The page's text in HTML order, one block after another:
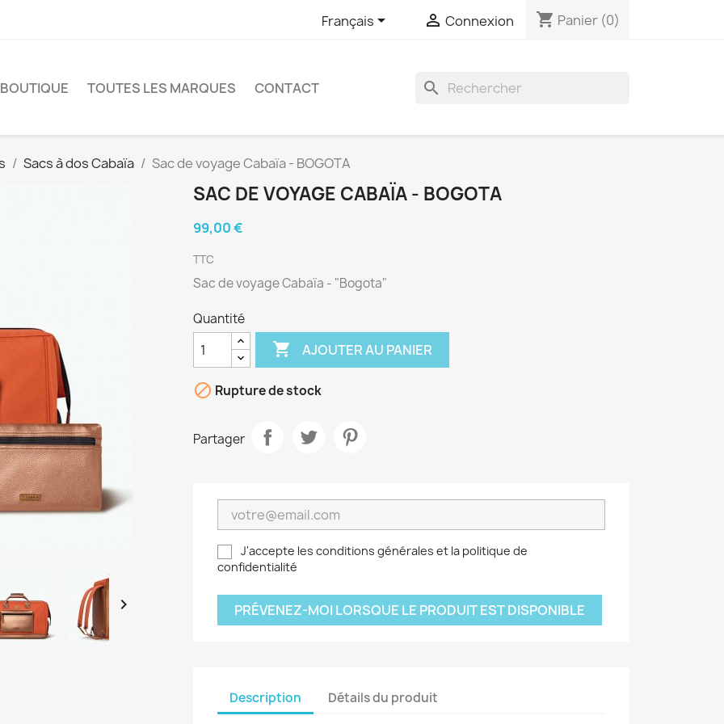
Français  Connexion shopping_cart Panier (0)
TOUTES LES MARQUES CONTACT 
Sacs à dos Cabaïa Sac de voyage Cabaïa - BOGOTA

SAC DE VOYAGE CABAÏA - BOGOTA
99,00 €
TTC
Sac de voyage Cabaïa - "Bogota"
Quantité
 AJOUTER AU PANIER
 Rupture de stock
Partager
J'accepte les conditions générales et la politique de
confidentialité
PRÉVENEZ-MOI LORSQUE LE PRODUIT EST DISPONIBLE
Description Détails du produit